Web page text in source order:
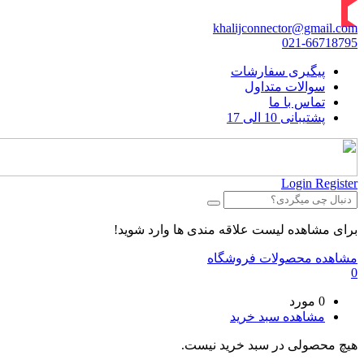
khalijconnector@gmail.com
021-66718795
پیگیری سفارشات
سوالات متداول
تماس با ما
پشتیبانی 10 الی 17
Login Register
برای مشاهده لیست علاقه مندی ها وارد شوید!
مشاهده محصولات فروشگاه
0
0 مورد
مشاهده سبد خرید
هیچ محصولی در سبد خرید نیست.